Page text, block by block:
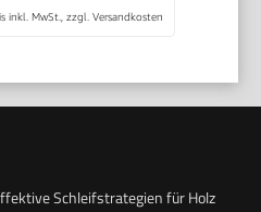
inkl. MwSt., zzgl. Versandkosten
Schleifstrategien für Holz